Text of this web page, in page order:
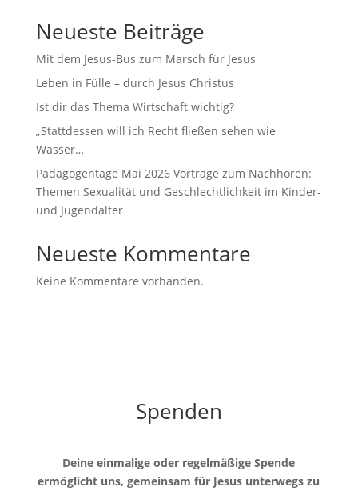
Neueste Beiträge
Mit dem Jesus-Bus zum Marsch für Jesus
Leben in Fülle – durch Jesus Christus
Ist dir das Thema Wirtschaft wichtig?
„Stattdessen will ich Recht fließen sehen wie
Wasser…
Pädagogentage Mai 2026 Vorträge zum Nachhören:
Themen Sexualität und Geschlechtlichkeit im Kinder-
und Jugendalter
Neueste Kommentare
Keine Kommentare vorhanden.
Spenden
Deine einmalige oder regelmäßige Spende
ermöglicht uns, gemeinsam für Jesus unterwegs zu